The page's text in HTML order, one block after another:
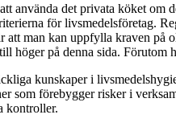
använda det privata köket om
för livsmedelsföretag.
att man kan uppfylla kraven
höger på denna sida. Förutom
kunskaper i
som förebygger risker i
kontroller.